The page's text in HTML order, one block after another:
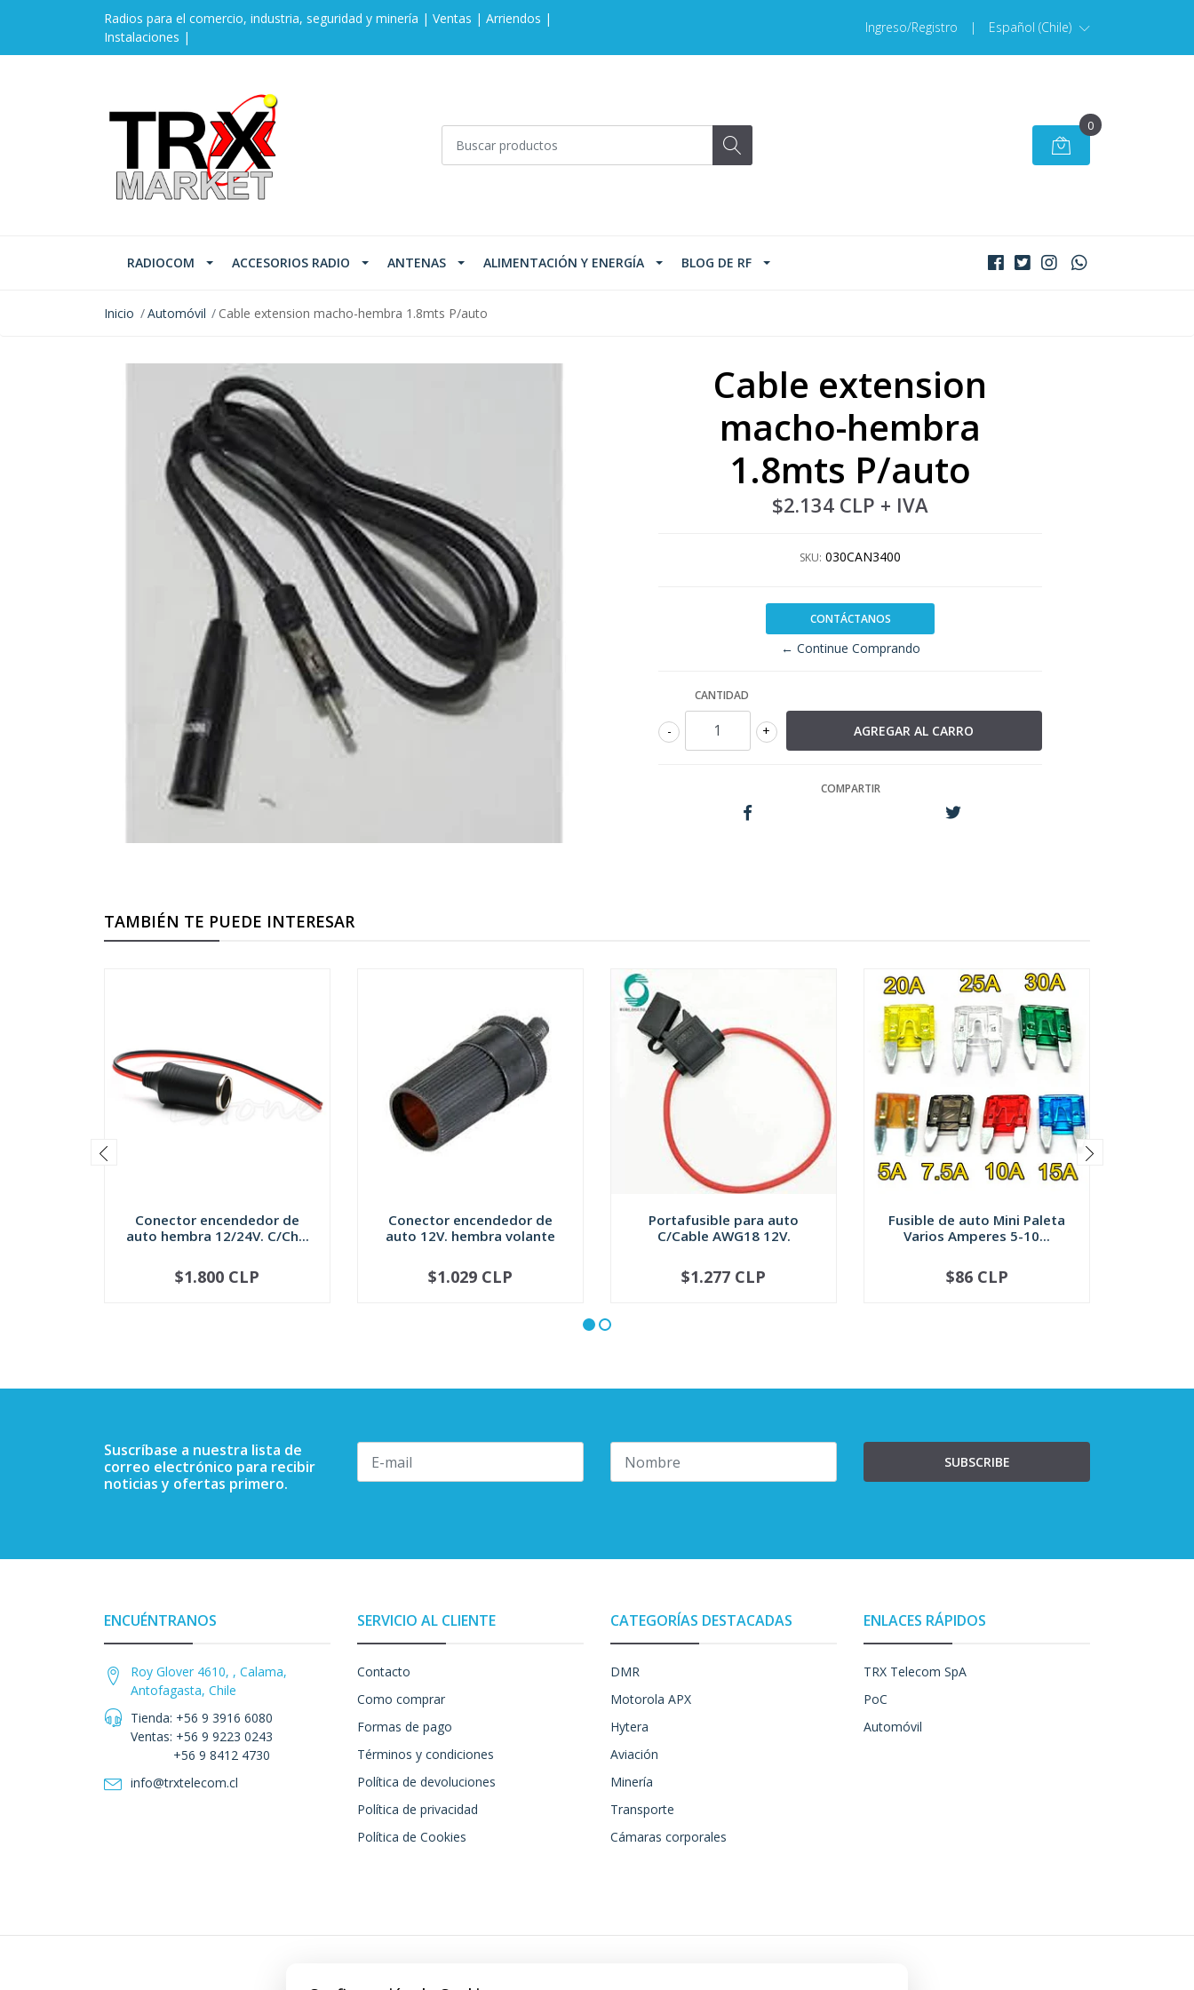
Radios para el comercio, industria, seguridad y minería | Ventas | Arriendos |
Instalaciones |
Ingreso/Registro | Español (Chile)
0
RADIOCOM ACCESORIOS RADIO ANTENAS ALIMENTACIÓN Y ENERGÍA BLOG DE RF
Inicio Automóvil Cable extension macho-hembra 1.8mts P/auto
Cable extension
macho-hembra
1.8mts P/auto
$2.134 CLP + IVA
SKU: 030CAN3400
CONTÁCTANOS
← Continue Comprando
CANTIDAD
+
-
COMPARTIR
TAMBIÉN TE PUEDE INTERESAR
Conector encendedor de
auto hembra 12/24V. C/Ch...
+
$1.800 CLP
Conector encendedor de
auto 12V. hembra volante
+
$1.029 CLP
Portafusible para auto
C/Cable AWG18 12V.
+
$1.277 CLP
Fusible de auto Mini Paleta
Varios Amperes 5-10...
+
$86 CLP
Suscríbase a nuestra lista de
correo electrónico para recibir
noticias y ofertas primero.
SUBSCRIBE
ENCUÉNTRANOS
Roy Glover 4610, , Calama,
Antofagasta, Chile
Tienda: +56 9 3916 6080
Ventas: +56 9 9223 0243
+56 9 8412 4730
info@trxtelecom.cl
SERVICIO AL CLIENTE
Contacto
Como comprar
Formas de pago
Términos y condiciones
Política de devoluciones
Política de privacidad
Política de Cookies
CATEGORÍAS DESTACADAS
DMR
Motorola APX
Hytera
Aviación
Minería
Transporte
Cámaras corporales
ENLACES RÁPIDOS
TRX Telecom SpA
PoC
Automóvil